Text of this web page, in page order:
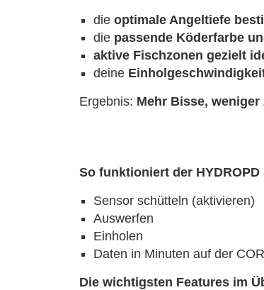
die optimale Angeltiefe
die passende Köderfarbe
aktive Fischzonen gezielt
deine
Ergebnis: Mehr Bisse, weniger
So funktioniert der HYDROPD
Sensor schütteln (aktivieren)
Auswerfen
Einholen
Daten in Minuten auf der
Die wichtigsten Features im